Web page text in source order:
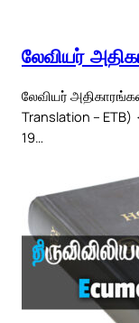
லேவியர்
லேவியர்
Translation – ETB) ◄
19…